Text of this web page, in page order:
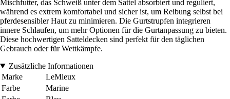
Mischfutter, das Schweiß unter dem Sattel absorbiert und reguliert,
während es extrem komfortabel und sicher ist, um Reibung selbst bei
pferdesensibler Haut zu minimieren. Die Gurtstrupfen integrieren
innere Schlaufen, um mehr Optionen für die Gurtanpassung zu bieten.
Diese hochwertigen Satteldecken sind perfekt für den täglichen
Gebrauch oder für Wettkämpfe.
Zusätzliche Informationen
Marke
LeMieux
Farbe
Marine